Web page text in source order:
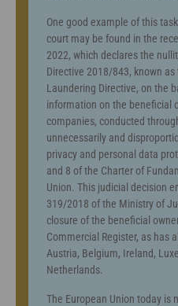
One good example of this
court may be found in the
2022, which declares the
Directive 2018/843, known
Laundering Directive, on the
information on the beneficial
companies, conducted
unnecessarily and
privacy and personal data
and 8 of the Charter of
Union. This judicial decision
319/2018 of the Ministry of
closure of the beneficial
Commercial Register, as has
Austria, Belgium, Ireland,
Netherlands.
The European Union today is